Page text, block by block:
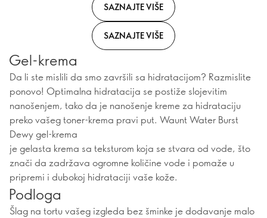
SAZNAJTE VIŠE
SAZNAJTE VIŠE
Gel-krema
Da li ste mislili da smo završili sa hidratacijom? Razmislite
ponovo! Optimalna hidratacija se postiže slojevitim
nanošenjem, tako da je nanošenje kreme za hidrataciju
preko vašeg toner-krema pravi put. Waunt Water Burst
Dewy gel-krema
je gelasta krema sa teksturom koja se stvara od vode, što
znači da zadržava ogromne količine vode i pomaže u
pripremi i dubokoj hidrataciji vaše kože.
Podloga
Šlag na tortu vašeg izgleda bez šminke je dodavanje malo